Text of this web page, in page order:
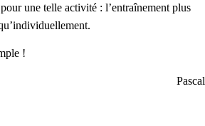
une telle activité : l’entraînement plus
!
Pascal